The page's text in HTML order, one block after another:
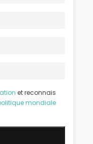
et reconnais
mondiale